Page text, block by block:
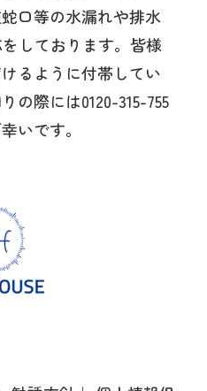
口等の水漏れや排水
しております。皆様
るように付帯してい
の際には0120-315-755
いです。